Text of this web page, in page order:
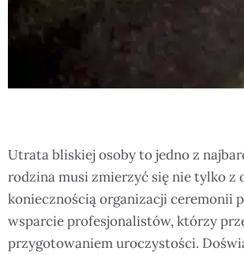
Utrata bliskiej osoby to jedno z
rodzina musi zmierzyć się nie tylko z
koniecznością organizacji ceremonii
wsparcie profesjonalistów, którzy
przygotowaniem uroczystości.